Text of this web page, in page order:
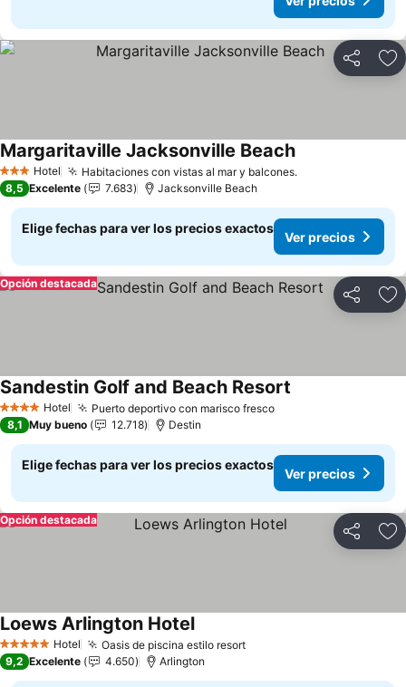
Compartir
3 Estrellas
Hotel Habitaciones con vistas al mar y balcones.
Margaritaville Jacksonville Beach
8,5 Excelente 7.683 Jacksonville Beach
Elige fechas para ver los precios exactos
Ver precios
Compartir
Opción destacada
4 EstrellasHotel Puerto deportivo con marisco fresco
Sandestin Golf and Beach Resort
8,1 Muy bueno 12.718 Destin
Elige fechas para ver los precios exactos
Ver precios
Compartir
Opción destacada
5 Estrellas Hotel Oasis de piscina estilo resort
Loews Arlington Hotel
9,2 Excelente 4.650 Arlington